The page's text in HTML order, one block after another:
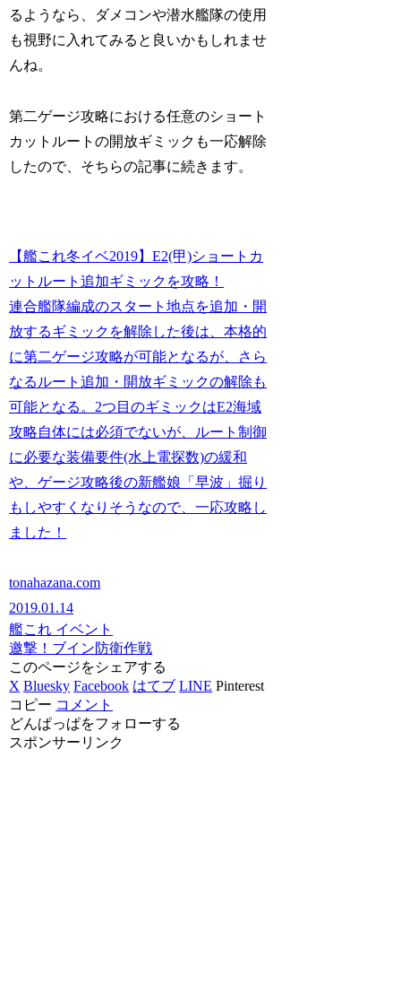
るようなら、ダメコンや潜水艦隊の使用
も視野に入れてみると良いかもしれませ
んね。
第二ゲージ攻略における任意のショート
カットルートの開放ギミックも一応解除
したので、そちらの記事に続きます。
【艦これ冬イベ2019】E2(甲)ショートカ
ットルート追加ギミックを攻略！
連合艦隊編成のスタート地点を追加・開
放するギミックを解除した後は、本格的
に第二ゲージ攻略が可能となるが、さら
なるルート追加・開放ギミックの解除も
可能となる。2つ目のギミックはE2海域
攻略自体には必須でないが、ルート制御
に必要な装備要件(水上電探数)の緩和
や、ゲージ攻略後の新艦娘「早波」掘り
もしやすくなりそうなので、一応攻略し
ました！
tonahazana.com
2019.01.14
艦これ イベント
邀撃！ブイン防衛作戦
このページをシェアする
X Bluesky Facebook はてブ LINE Pinterest
コピー コメント
どんぱっぱをフォローする
スポンサーリンク